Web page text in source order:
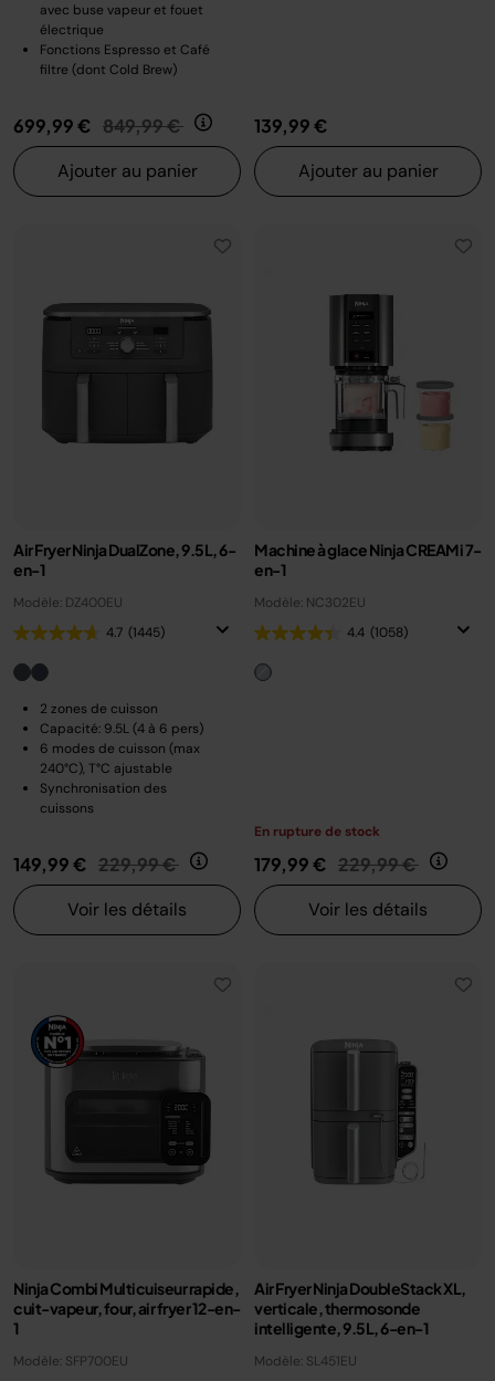
avec buse vapeur et fouet
électrique
Fonctions Espresso et Café
filtre (dont Cold Brew)
699,99 € Prix réduit de
849,99 € au
Ajouter au panier
139,99 €
Ajouter au panier
Air Fryer Ninja DualZone, 9.5L, 6-
en-1
Modèle: DZ400EU
4.7 (1445)
2 zones de cuisson
Capacité: 9.5L (4 à 6 pers)
6 modes de cuisson (max
240°C), T°C ajustable
Synchronisation des
cuissons
149,99 € Prix réduit de
229,99 € au
Voir les détails
Machine à glace Ninja CREAMi 7-
en-1
Modèle: NC302EU
4.4 (1058)
En rupture de stock
179,99 € Prix réduit de
229,99 € au
Voir les détails
Ninja Combi Multicuiseur rapide,
cuit-vapeur, four, air fryer 12-en-
1
Modèle: SFP700EU
Air Fryer Ninja DoubleStack XL,
verticale, thermosonde
intelligente, 9.5L, 6-en-1
Modèle: SL451EU